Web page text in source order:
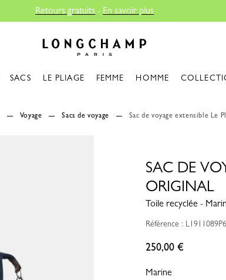
SACS LE PLIAGE FEMME HOMME
Voyage Sacs de voyage Sac de voyage extensible Le
SAC DE
ORIGINAL
Toile recyclée -
Référence :
250,00 €
Marine